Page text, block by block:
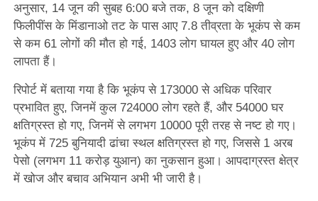
अनुसार, 14 जून की सुबह 6:00 बजे तक, 8 जून को दक्षिणी
फिलीपींस के मिंडानाओ तट के पास आए 7.8 तीव्रता के भूकंप से कम
से कम 61 लोगों की मौत हो गई, 1403 लोग घायल हुए और 40 लोग
लापता हैं।
रिपोर्ट में बताया गया है कि भूकंप से 173000 से अधिक परिवार
प्रभावित हुए, जिनमें कुल 724000 लोग रहते हैं, और 54000 घर
क्षतिग्रस्त हो गए, जिनमें से लगभग 10000 पूरी तरह से नष्ट हो गए।
भूकंप में 725 बुनियादी ढांचा स्थल क्षतिग्रस्त हो गए, जिससे 1 अरब
पेसो (लगभग 11 करोड़ युआन) का नुकसान हुआ। आपदाग्रस्त क्षेत्र
में खोज और बचाव अभियान अभी भी जारी है।